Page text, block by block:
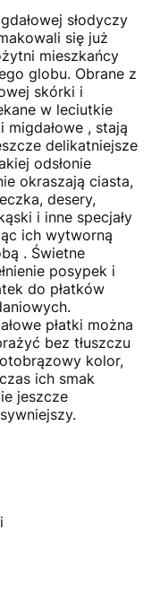
słodyczy
się już
mieszkańcy
globu. Obrane z
skórki i
w leciutkie
migdałowe , stają
delikatniejsze
odsłonie
okraszają ciasta,
desery,
i inne specjały
ich wytworną
. Świetne
posypek i
do płatków
płatki można
bez tłuszczu
kolor,
ich smak
jeszcze